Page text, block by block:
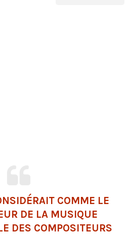
COMME LE
DE LA MUSIQUE
DES COMPOSITEURS